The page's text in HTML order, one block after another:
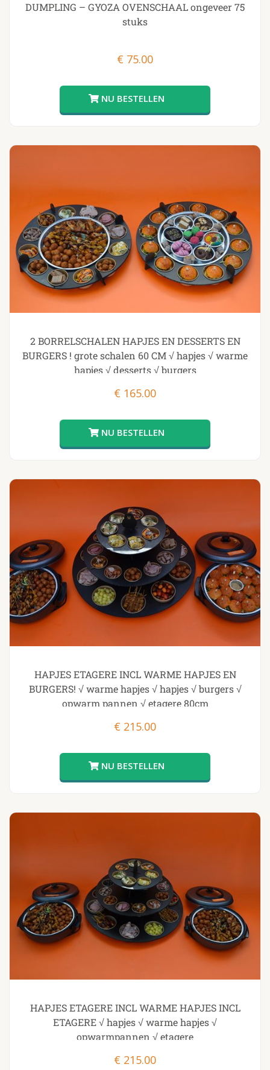
DUMPLING – GYOZA OVENSCHAAL ongeveer 75
stuks
€ 75.00
2 BORRELSCHALEN HAPJES EN DESSERTS EN
BURGERS ! grote schalen 60 CM √ hapjes √ warme
hapjes √ desserts √ burgers
€ 165.00
HAPJES ETAGERE INCL WARME HAPJES EN
BURGERS! √ warme hapjes √ hapjes √ burgers √
opwarm pannen √ etagere 80cm
€ 215.00
HAPJES ETAGERE INCL WARME HAPJES INCL
ETAGERE √ hapjes √ warme hapjes √
opwarmpannen √ etagere
€ 215.00